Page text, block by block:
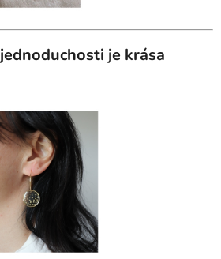
je krása